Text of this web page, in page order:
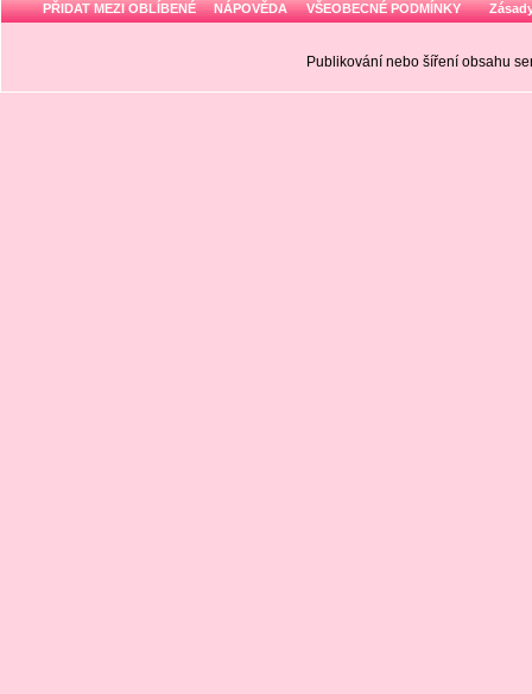
PŘIDAT MEZI OBLÍBENÉ NÁPOVĚDA VŠEOBECNÉ PODMÍNKY
Publikování nebo šíření obsahu